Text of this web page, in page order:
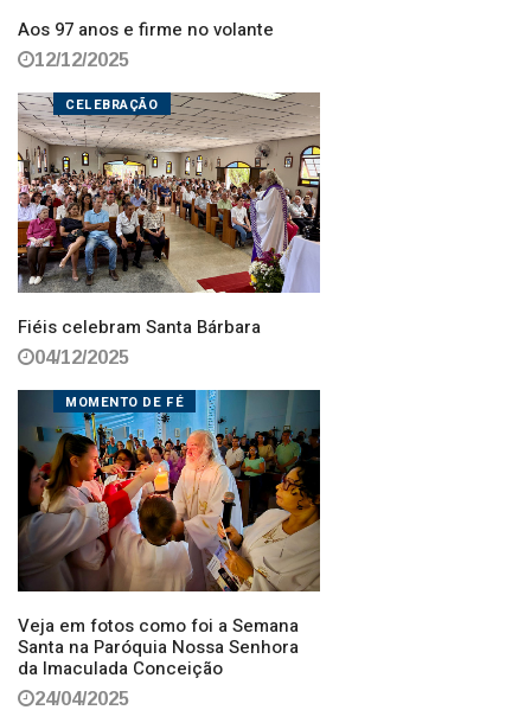
Aos 97 anos e firme no volante
12/12/2025
CELEBRAÇÃO
Fiéis celebram Santa Bárbara
04/12/2025
MOMENTO DE FÉ
Veja em fotos como foi a Semana
Santa na Paróquia Nossa Senhora
da Imaculada Conceição
24/04/2025